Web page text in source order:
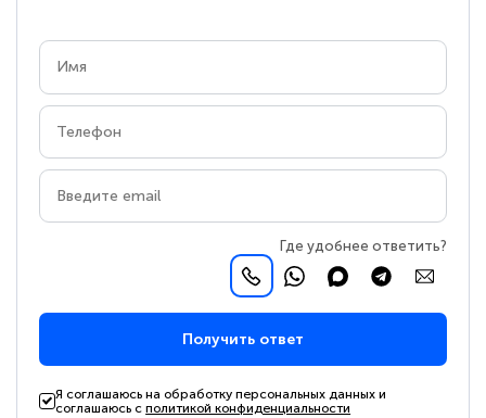
Где удобнее ответить?
Получить ответ
Я соглашаюсь на обработку персональных данных и
соглашаюсь сполитикой конфиденциальности